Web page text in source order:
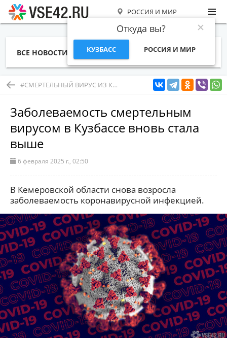
РОССИЯ И МИР
Откуда вы?
КУЗБАСС РОССИЯ И МИР
ВСЕ НОВОСТИ СТАТЬИ ТЕМЫ ФОТО
#СМЕРТЕЛЬНЫЙ ВИРУС ИЗ КИТАЯ
Заболеваемость смертельным
вирусом в Кузбассе вновь стала
выше
6 февраля 2025 г., 02:50
В Кемеровской области снова возросла
заболеваемость коронавирусной инфекцией.